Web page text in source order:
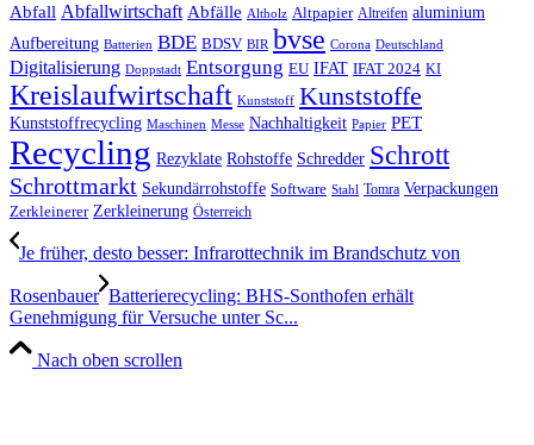
Abfall Abfallwirtschaft Abfälle Altholz Altpapier Altreifen aluminium
Aufbereitung Batterien BDE BDSV BIR bvse Corona Deutschland
Digitalisierung Doppstadt Entsorgung EU IFAT IFAT 2024 KI
Kreislaufwirtschaft Kunststoff Kunststoffe
Kunststoffrecycling Maschinen Messe Nachhaltigkeit Papier PET
Recycling Rezyklate Rohstoffe Schredder Schrott
Schrottmarkt Sekundärrohstoffe Software Stahl Tomra Verpackungen
Zerkleinerer Zerkleinerung Österreich
Je früher, desto besser: Infrarottechnik im Brandschutz von
Rosenbauer Batterierecycling: BHS-Sonthofen erhält
Genehmigung für Versuche unter Sc...
Nach oben scrollen